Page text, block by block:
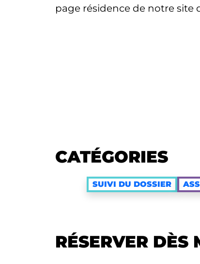
page résidence de notre site
CATÉGORIES
SUIVI DU DOSSIER
RÉSERVER